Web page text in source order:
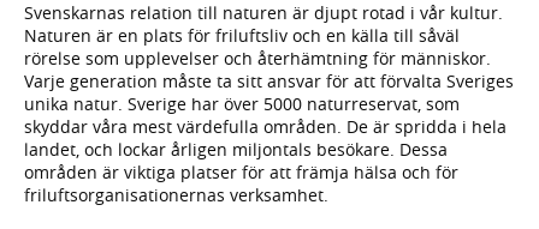
Svenskarnas relation till naturen är djupt rotad i vår kultur.
Naturen är en plats för friluftsliv och en källa till såväl
rörelse som upplevelser och återhämtning för människor.
Varje generation måste ta sitt ansvar för att förvalta Sveriges
unika natur. Sverige har över 5000 naturreservat, som
skyddar våra mest värdefulla områden. De är spridda i hela
landet, och lockar årligen miljontals besökare. Dessa
områden är viktiga platser för att främja hälsa och för
friluftsorganisationernas verksamhet.